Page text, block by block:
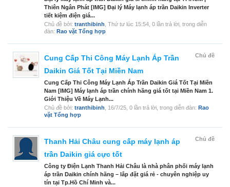
Thiên Ngân Phát [IMG] Đại lý Máy lạnh áp trần Daikin Inverter
tiết kiệm điện giá...
Chủ đề bởi: tranthibinh Thứ tư lúc 15:54 , 0 lần trả lời, trong diễn
đàn: Rao vặt Tổng hợp
Chủ đề
Cung Cấp Thi Công Máy Lạnh Áp Trần
Daikin Giá Tốt Tại Miền Nam
Cung Cấp Thi Công Máy Lạnh Áp Trần Daikin Giá Tốt Tại Miền
Nam [IMG] Máy lạnh áp trần chính hãng giá tốt tại Miền Nam 1.
Giới Thiệu Về Máy Lạnh...
Chủ đề bởi: tranthibinh 16/7/25 , 0 lần trả lời, trong diễn đàn: Rao
vặt Tổng hợp
Chủ đề
Thanh Hải Châu cung cấp máy lạnh áp
trần Daikin giá cực tốt
Công ty Điện Lạnh Thanh Hải Châu là nhà phân phối máy lạnh
áp trần Daikin chính hãng – lắp đặt giá rẻ - chuyên nghiệp uy
tín tại Tp.Hồ Chí Minh và...